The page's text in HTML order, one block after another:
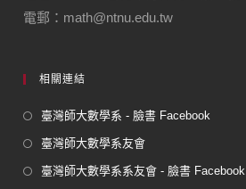
電郵：math@ntnu.edu.tw
相關連結
臺灣師大數學系 - 臉書 Facebook
臺灣師大數學系友會
臺灣師大數學系系友會 - 臉書 Facebook